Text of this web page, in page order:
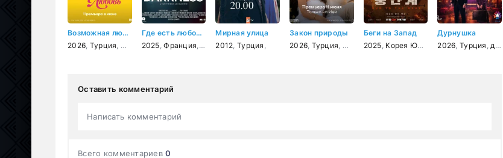
Возможная любовь
2026 Турция мелодрама
Где есть любовь, там нету тьмы
2025 ,Франция драма
Мирная улица
2012 Турция
Закон природы
2026 Турция мелодрама
Беги на Запад
2025 Корея Южная ,фэнтези, боевик
Дурнушка
2026 Турция драма
Оставить комментарий
Написать комментарий
Всего комментариев0